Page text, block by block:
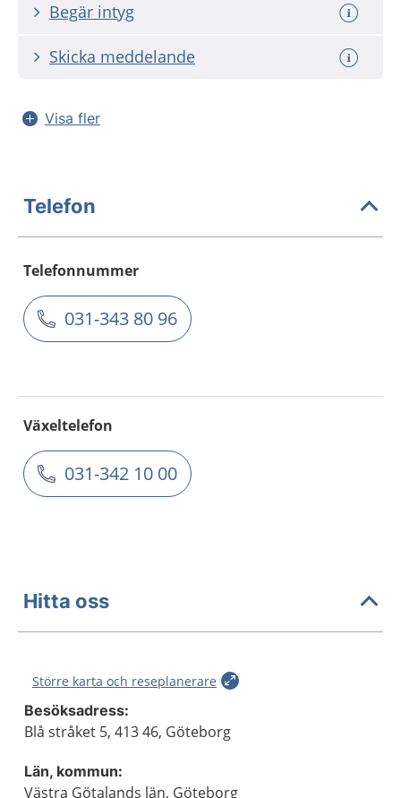
Begär intyg
Skicka meddelande
Visa fler
Telefon
Telefonnummer
031-343 80 96
Växeltelefon
031-342 10 00
Hitta oss
Större karta och reseplanerare
Besöksadress:
Blå stråket 5, 413 46, Göteborg
Län, kommun:
Västra Götalands län, Göteborg